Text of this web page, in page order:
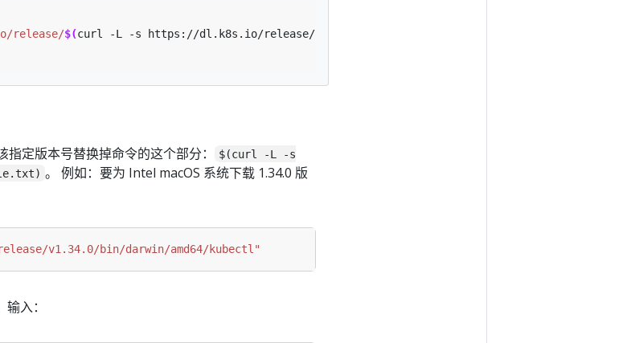
release/$(curl -L -s https://dl.k8s.io/release/stable.txt
定版本号替换掉命令的这个部分：
$(curl -L -s
。 例如：要为 Intel macOS 系统下载 1.34.0 版
v1.34.0/bin/darwin/amd64/kubectl"
入：